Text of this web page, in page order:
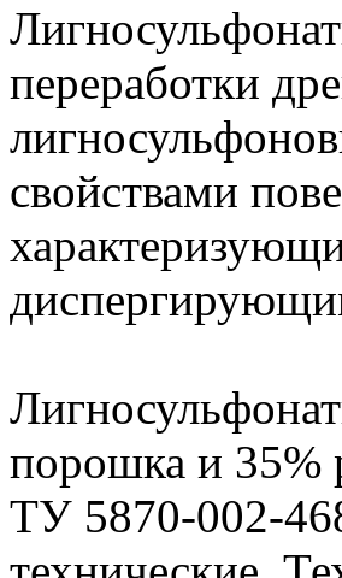
переработки
свойствами
порошка и 35%
ТУ 5870-002-